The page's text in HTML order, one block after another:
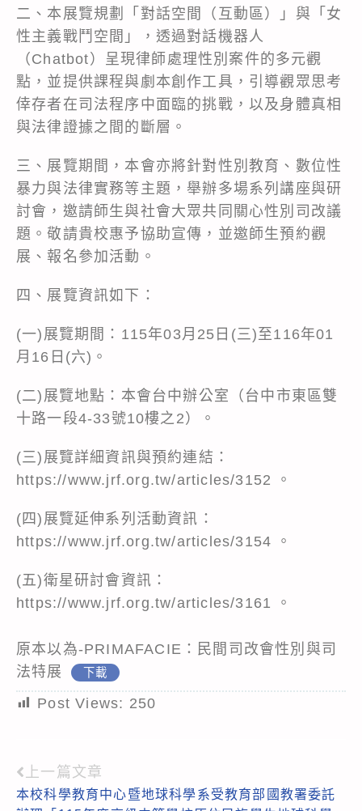
二、本展覽規劃「對話空間（互動區）」與「女
性主義戰鬥空間」，透過對話機器人
（Chatbot）呈現律師處理性別案件的多元觀
點，並提供課程與劇本創作工具，引導觀眾思考
倖存者在司法程序中面臨的挑戰，以及身體真相
與法律證據之間的斷層。
三、展覽期間，本會亦將針對性別教育、數位性
暴力與法律實務等主題，舉辦多場系列講座與研
討會，邀請師生與社會大眾共同關心性別司改議
題。敬請貴校惠予協助宣傳，並邀師生預約觀
展、報名參加活動。
四、展覽資訊如下：
(一)展覽期間：115年03月25日(三)至116年01
月16日(六)。
(二)展覽地點：本會台中辦公室（台中市東區雙
十路一段4-33號10樓之2）。
(三)展覽詳細資訊與預約連結：
https://www.jrf.org.tw/articles/3152
。
(四)展覽延伸系列活動資訊：
https://www.jrf.org.tw/articles/3154 。
(五)衛星研討會資訊：
https://www.jrf.org.tw/articles/3161
。
原本以為-PRIMAFACIE：民間司改會性別與司
法特展
下載
Post Views: 250
Read
more
上一篇文章
本校科學教育中心暨地球科學系受教育部國教署委託